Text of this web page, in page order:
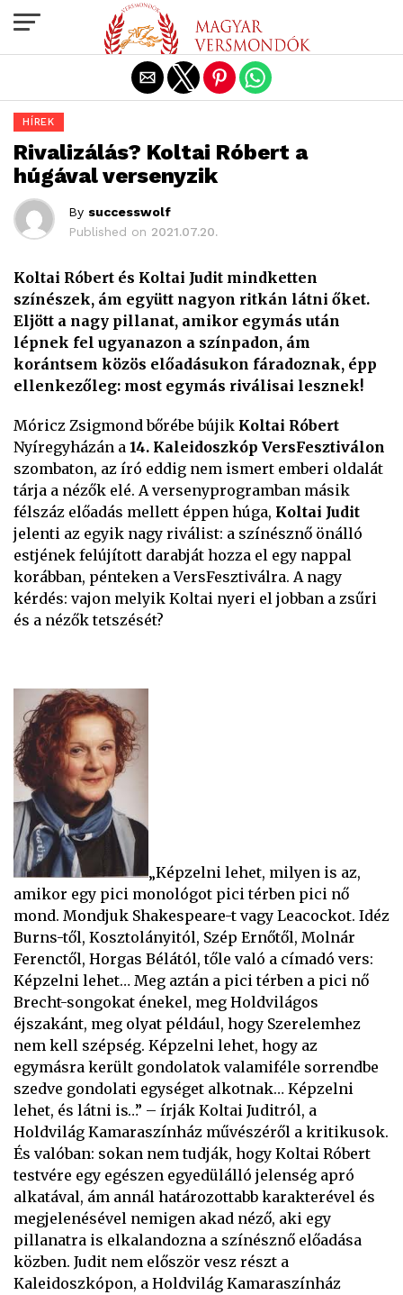
HÍREK
Rivalizálás? Koltai Róbert a
húgával versenyzik
By successwolf
Published on 2021.07.20.
Koltai Róbert és Koltai Judit mindketten
színészek, ám együtt nagyon ritkán látni őket.
Eljött a nagy pillanat, amikor egymás után
lépnek fel ugyanazon a színpadon, ám
korántsem közös előadásukon fáradoznak, épp
ellenkezőleg: most egymás riválisai lesznek!
Móricz Zsigmond bőrébe bújik Koltai Róbert
Nyíregyházán a 14. Kaleidoszkóp VersFesztiválon
szombaton, az író eddig nem ismert emberi oldalát
tárja a nézők elé. A versenyprogramban másik
félszáz előadás mellett éppen húga, Koltai Judit
jelenti az egyik nagy riválist: a színésznő önálló
estjének felújított darabját hozza el egy nappal
korábban, pénteken a VersFesztiválra. A nagy
kérdés: vajon melyik Koltai nyeri el jobban a zsűri
és a nézők tetszését?
„Képzelni lehet, milyen is az,
amikor egy pici monológot pici térben pici nő
mond. Mondjuk Shakespeare-t vagy Leacockot. Idéz
Burns-től, Kosztolányitól, Szép Ernőtől, Molnár
Ferenctől, Horgas Bélától, tőle való a címadó vers:
Képzelni lehet… Meg aztán a pici térben a pici nő
Brecht-songokat énekel, meg Holdvilágos
éjszakánt, meg olyat például, hogy Szerelemhez
nem kell szépség. Képzelni lehet, hogy az
egymásra került gondolatok valamiféle sorrendbe
szedve gondolati egységet alkotnak… Képzelni
lehet, és látni is…” – írják Koltai Juditról, a
Holdvilág Kamaraszínház művészéről a kritikusok.
És valóban: sokan nem tudják, hogy Koltai Róbert
testvére egy egészen egyedülálló jelenség apró
alkatával, ám annál határozottabb karakterével és
megjelenésével nemigen akad néző, aki egy
pillanatra is elkalandozna a színésznő előadása
közben. Judit nem először vesz részt a
Kaleidoszkópon, a Holdvilág Kamaraszínház
Exit mobile version